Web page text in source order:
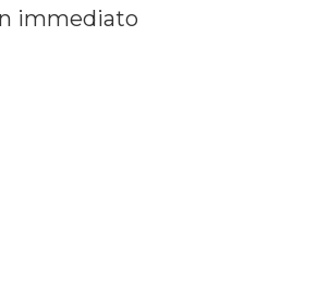
immediato